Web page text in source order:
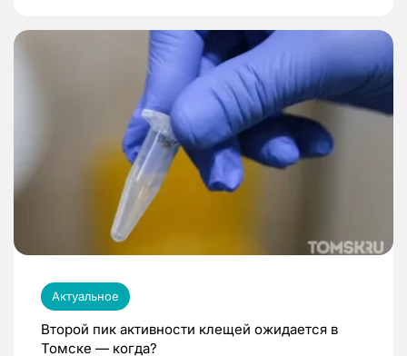
Актуальное
Второй пик активности клещей ожидается в
Томске — когда?